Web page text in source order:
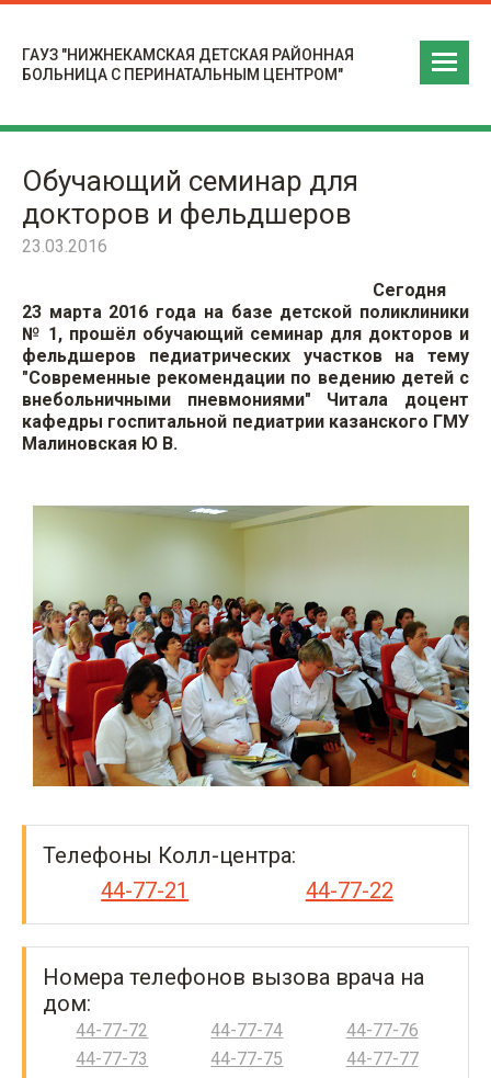
ГАУЗ "НИЖНЕКАМСКАЯ ДЕТСКАЯ РАЙОННАЯ
БОЛЬНИЦА С ПЕРИНАТАЛЬНЫМ ЦЕНТРОМ"
Обучающий семинар для
докторов и фельдшеров
23.03.2016
Сегодня
23 марта 2016 года на базе детской поликлиники
№ 1, прошёл обучающий семинар для докторов и
фельдшеров педиатрических участков на тему
"Современные рекомендации по ведению детей с
внебольничными пневмониями" Читала доцент
кафедры госпитальной педиатрии казанского ГМУ
Малиновская Ю В.
Телефоны Колл-центра:
44-77-21
44-77-22
Номера телефонов вызова врача на
дом:
44-77-72
44-77-73
44-77-74
44-77-75
44-77-76
44-77-77